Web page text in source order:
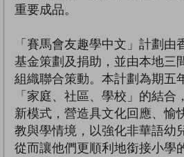
重要成品。
「賽馬會友趣學中文」計劃由
基金策劃及捐助，並由本地三
組織聯合策動。本計劃為期五
「家庭、社區、學校」的結合
新模式，營造具文化回應、愉
教與學情境，以強化非華語幼
從而讓他們更順利地銜接小學